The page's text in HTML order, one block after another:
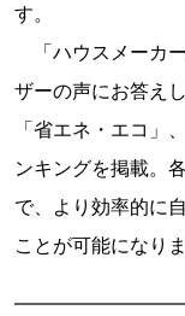
す。
「ハウスメーカ
ザーの声にお答え
「省エネ・エコ」
ンキングを掲載。
で、より効率的に
ことが可能になりま